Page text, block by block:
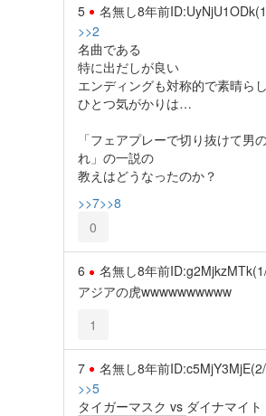
5 名無し8年前
>>2
名曲である
特に出だしが良い
エンディングも対称的で素晴ら
ひとつ気がかりは…
「フェアプレーで切り抜けて男
れ」の一説の
教えはどうなったのか？
>>7>>8
0
6 名無し8年前
アジアの虎wwwwwwwwww
1
7 名無し8年前
>>5
タイガーマスク vs ダイナマイト